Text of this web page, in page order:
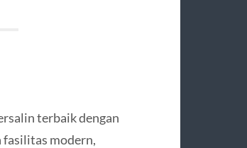
terbaik dengan
fasilitas modern,